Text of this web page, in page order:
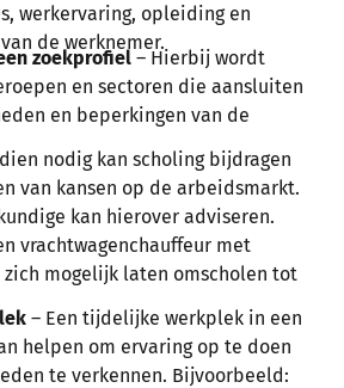
werkervaring, opleiding en
de werknemer.
zoekprofiel– Hierbij wordt
en sectoren die aansluiten
en beperkingen van de
nodig kan scholing bijdragen
van kansen op de arbeidsmarkt.
kan hierover adviseren.
vrachtwagenchauffeur met
zich mogelijk laten omscholen tot
– Een tijdelijke werkplek in een
helpen om ervaring op te doen
te verkennen. Bijvoorbeeld: